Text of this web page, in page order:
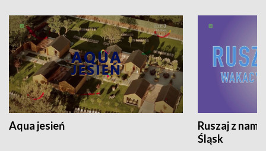
Aqua jesień
Ruszaj z
Śląsk